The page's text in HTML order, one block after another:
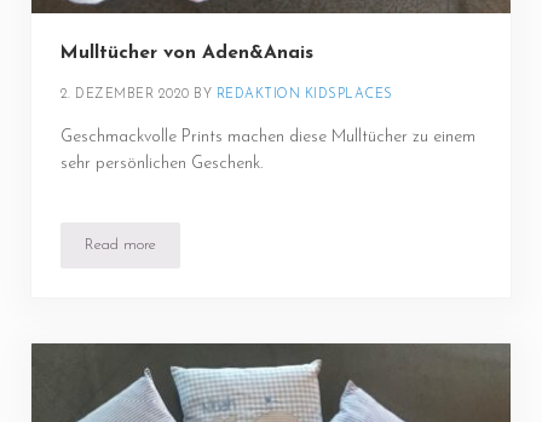
Mulltücher von Aden&Anais
2. DEZEMBER 2020 BY REDAKTION KIDSPLACES
Geschmackvolle Prints machen diese Mulltücher zu einem
sehr persönlichen Geschenk.
Read moreMulltücher von Aden&Anais